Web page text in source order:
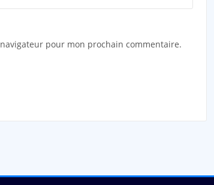
pour mon prochain commentaire.